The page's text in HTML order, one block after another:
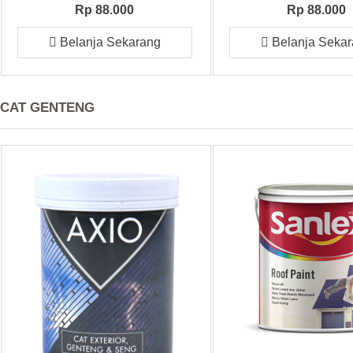
Rp 88.000
Belanja Sekarang
Rp 88.000
Belanja
CAT GENTENG